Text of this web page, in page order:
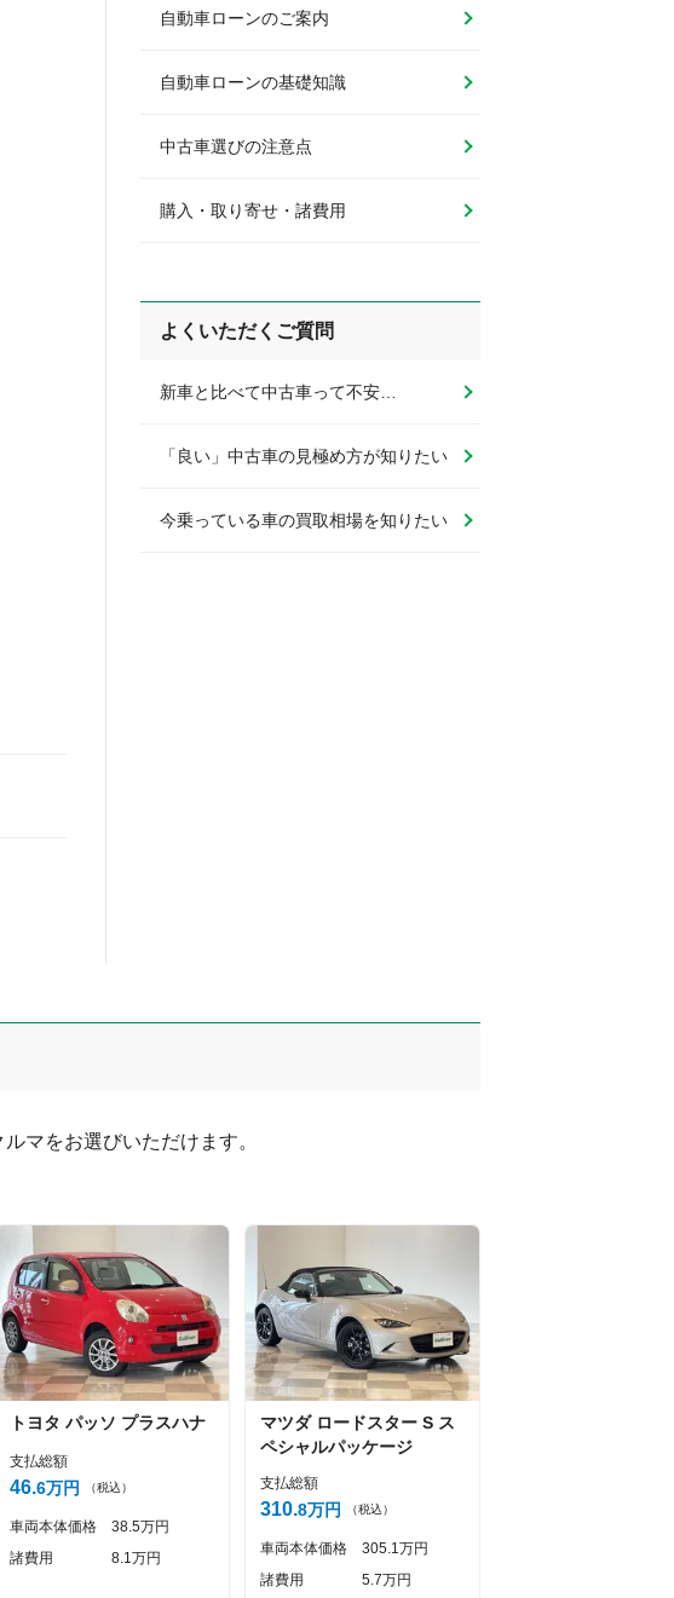
自動車ローンのご案内
自動車ローンの基礎知識
中古車選びの注意点
購入・取り寄せ・諸費用
よくいただくご質問
新車と比べて中古車って不安…
「良い」中古車の見極め方が知りたい
今乗っている車の買取相場を知りたい
マをお選びいただけます。
トヨタ パッソ プラスハナ
支払総額
46 6万円 （税込）
車両本体価格 38 5万円
諸費用
8 1万円
マツダ ロードスター S ス
ペシャルパッケージ
支払総額
310 8万円 （税込）
車両本体価格 305 1万円
諸費用
5 7万円